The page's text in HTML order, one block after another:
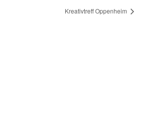
Kreativtreff Oppenheim